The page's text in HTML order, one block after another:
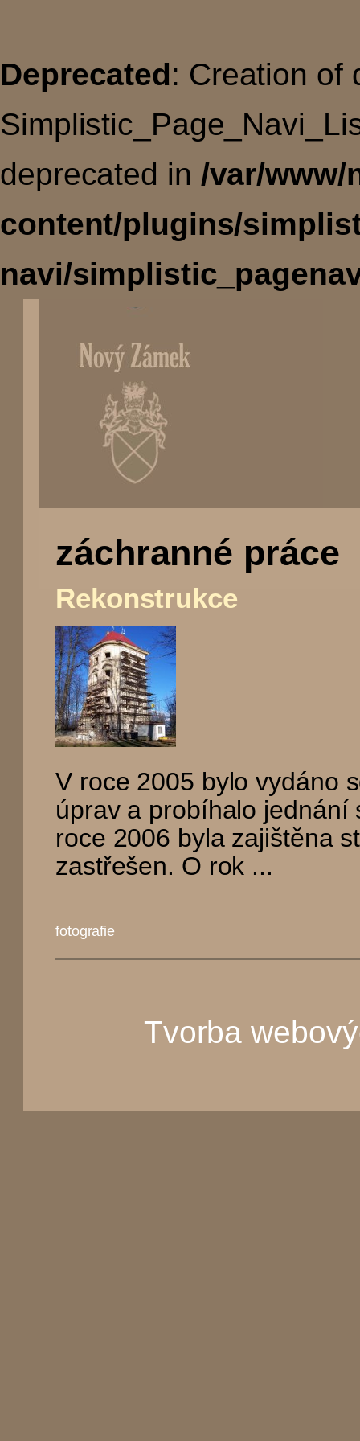
Deprecated: Creation of
deprecated in /var/www/
content/plugins/
navi/
(Přejít
navigaci)
záchranné práce
Rekonstrukce
V roce 2005 bylo vydáno
úprav a probíhalo jednání
roce 2006 byla zajištěna
zastřešen. O rok ...
fotografie
Tvorba